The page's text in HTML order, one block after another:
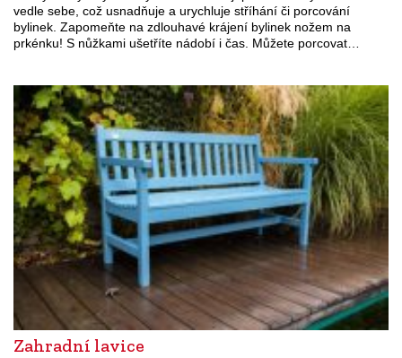
vedle sebe, což usnadňuje a urychluje stříhání či porcování
bylinek. Zapomeňte na zdlouhavé krájení bylinek nožem na
prkénku! S nůžkami ušetříte nádobí i čas. Můžete porcovat…
Zahradní lavice